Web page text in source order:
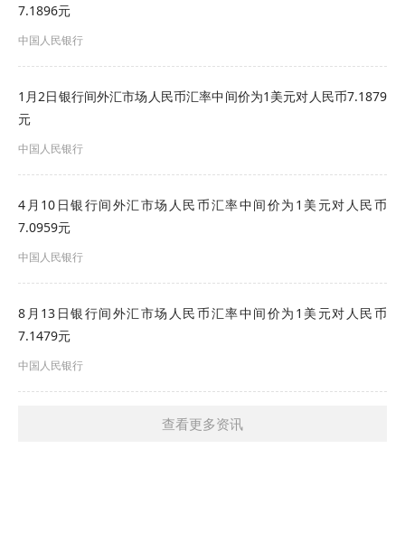
7.1896元
中国人民银行
1月2日银行间外汇市场人民币汇率中间价为1美元对人民币7.1879
元
中国人民银行
4月10日银行间外汇市场人民币汇率中间价为1美元对人民币
7.0959元
中国人民银行
8月13日银行间外汇市场人民币汇率中间价为1美元对人民币
7.1479元
中国人民银行
查看更多资讯